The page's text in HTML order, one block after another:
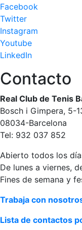
Facebook
Twitter
Instagram
Youtube
LinkedIn
Contacto
Real Club de Tenis
Bosch i Gimpera, 5-
08034-Barcelona
Tel: 932 037 852
Abierto todos los
De lunes a viernes,
Fines de semana y
Trabaja con
Lista de contactos